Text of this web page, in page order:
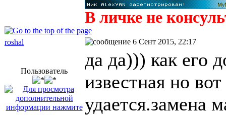
В личке не
roshal 6 Сент 2015, 22:17
Пользователь
да да))) как его
известная но
удается.замена